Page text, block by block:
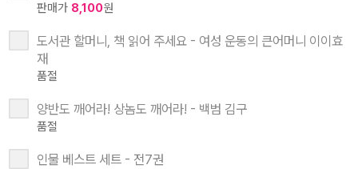
판매가 8,100원
도서관 할머니, 책 읽어 주세요 - 여성 운동의 큰어머니 이이효
재
품절
양반도 깨어라! 상놈도 깨어라! - 백범 김구
품절
인물 베스트 세트 - 전7권